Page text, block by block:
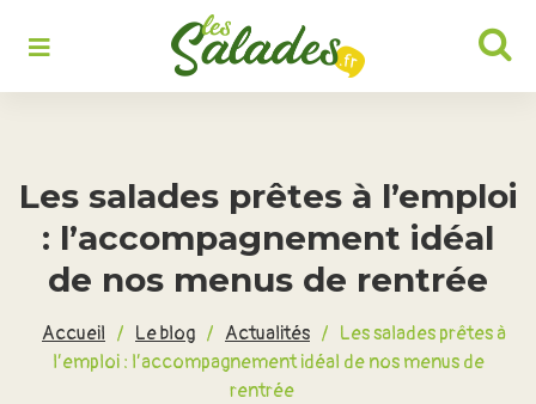
Les salades prêtes à l’emploi
: l’accompagnement idéal
de nos menus de rentrée
Accueil / Le blog / Actualités / Les salades prêtes à
l’emploi : l’accompagnement idéal de nos menus de
rentrée